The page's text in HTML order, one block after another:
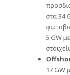
στα 34
5 GW
17 GW